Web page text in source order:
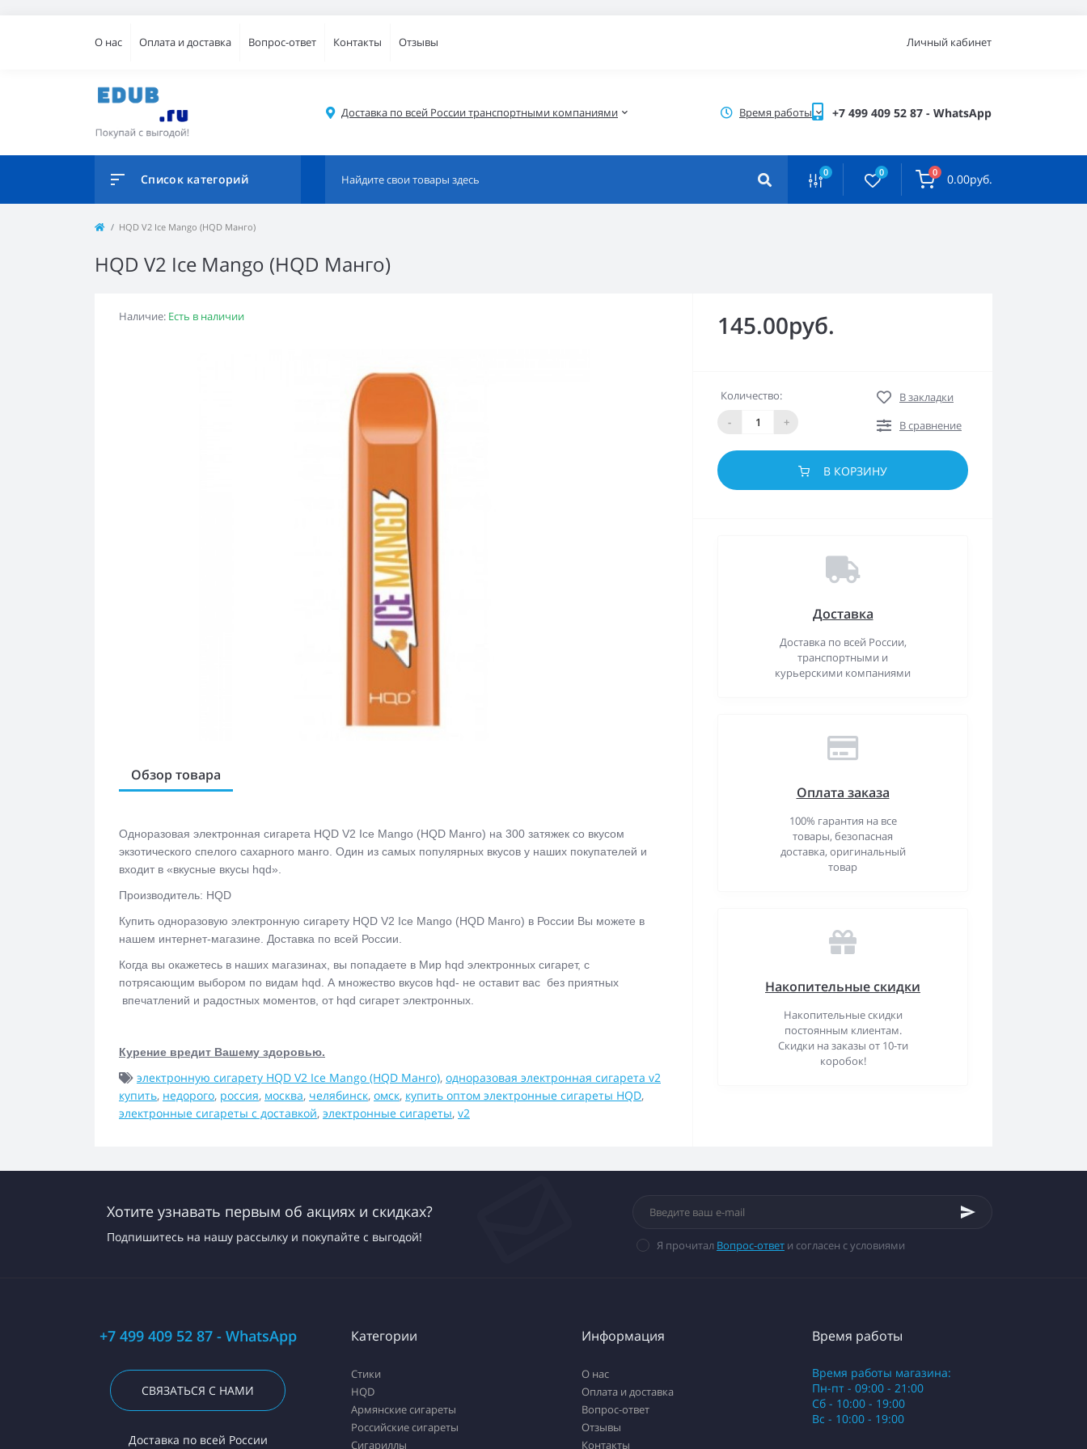
О нас Оплата и доставка Вопрос-ответ Контакты Отзывы Личный кабинет
Доставка по всей России транспортными компаниями Время работы +7 499 409 52 87 - WhatsApp
Список категорий 0 0 0 0.00руб.
HQD V2 Ice Mango (HQD Манго)
HQD V2 Ice Mango (HQD Манго)
Наличие: Есть в наличии
Обзор товара
Одноразовая электронная сигарета HQD V2 Ice Mango (HQD Манго) на 300 затяжек со вкусом
экзотического спелого сахарного манго. Один из самых популярных вкусов у наших покупателей и
входит в «вкусные вкусы hqd».
Производитель: HQD
Купить одноразовую электронную сигарету HQD V2 Ice Mango (HQD Манго) в России Вы можете в
нашем интернет-магазине. Доставка по всей России.
Когда вы окажетесь в наших магазинах, вы попадаете в Мир hqd электронных сигарет, с
потрясающим выбором по видам hqd. А множество вкусов hqd- не оставит вас без приятных
впечатлений и радостных моментов, от hqd сигарет электронных.
Курение вредит Вашему здоровью.
электронную сигарету HQD V2 Ice Mango (HQD Манго), одноразовая электронная сигарета v2
купить, недорого, россия, москва, челябинск, омск, купить оптом электронные сигареты HQD,
электронные сигареты с доставкой, электронные сигареты, v2
145.00руб.
Количество:
-
+
В закладки
В сравнение
В КОРЗИНУ
Доставка
Доставка по всей России,
транспортными и
курьерскими компаниями
Оплата заказа
100% гарантия на все
товары, безопасная
доставка, оригинальный
товар
Накопительные скидки
Накопительные скидки
постоянным клиентам.
Скидки на заказы от 10-ти
коробок!
Хотите узнавать первым об акциях и скидках?
Подпишитесь на нашу рассылку и покупайте с выгодой!
Я прочитал Вопрос-ответ и согласен с условиями
+7 499 409 52 87 - WhatsApp
СВЯЗАТЬСЯ С НАМИ
Доставка по всей России
Категории
Стики
HQD
Армянские сигареты
Российские сигареты
Сигариллы
Информация
О нас
Оплата и доставка
Вопрос-ответ
Отзывы
Контакты
Время работы
Время работы магазина:
Пн-пт - 09:00 - 21:00
Сб - 10:00 - 19:00
Вс - 10:00 - 19:00